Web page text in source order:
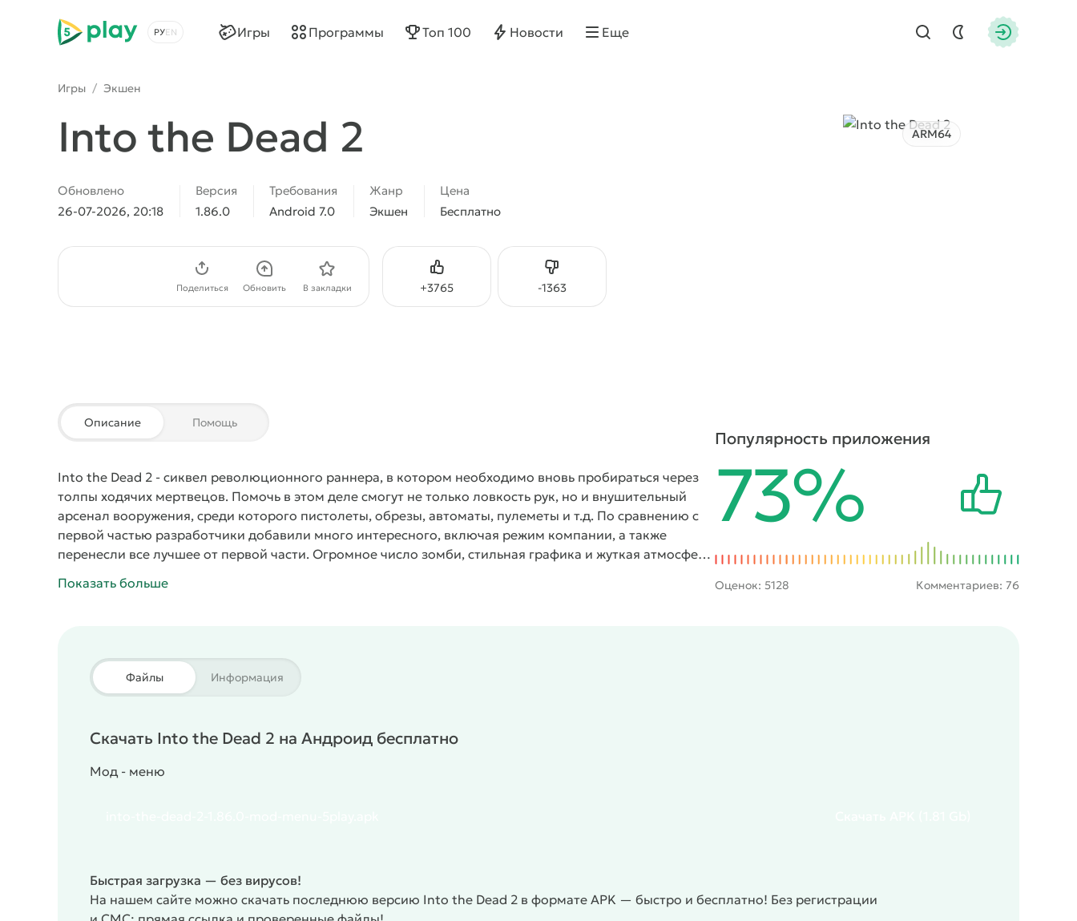
5play
Выбрать язык
Найти
Игры Программы Топ 100 Новости Еще
Игры / Экшен
Into the Dead 2 ARM64
Обновлено
26-07-2026, 20:18
Версия
1.86.0
Требования
Android 7.0
Жанр
Экшен
Цена
Бесплатно
+3765
Нравится -1363
Не нравится
Поделиться Обновить В закладки
Описание Помощь
Into the Dead 2 - сиквел революционного раннера, в котором необходимо вновь пробираться через
толпы ходячих мертвецов. Помочь в этом деле смогут не только ловкость рук, но и внушительный
арсенал вооружения, среди которого пистолеты, обрезы, автоматы, пулеметы и т.д. По сравнению с
первой частью разработчики добавили много интересного, включая режим компании, а также
перенесли все лучшее от первой части. Огромное число зомби, стильная графика и жуткая атмосфера
Показать больше
Популярность приложения
73%
Оценок: 5128 Комментариев: 76
Файлы Информация
Скачать Into the Dead 2 на Андроид бесплатно
Мод - меню
Быстрая загрузка — без вирусов!
На нашем сайте можно скачать последнюю версию Into the Dead 2 в формате APK — быстро и бесплатно! Без регистрации